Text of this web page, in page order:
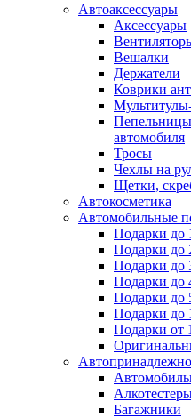
Автоаксессуары
Аксессуары
Вешалки
Держатели
Коврики
автомобиля
Тросы
Чехлы на
Щетки,
Автокосметика
Автомобильные
Подарки до
Подарки до
Подарки до
Подарки до
Подарки до
Подарки до
Подарки от
Багажники